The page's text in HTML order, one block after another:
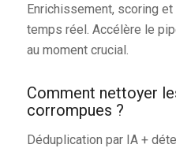
Enrichissement, scoring
temps réel. Accélère le
au moment crucial.
Comment nettoyer
corrompues ?
Déduplication par IA +